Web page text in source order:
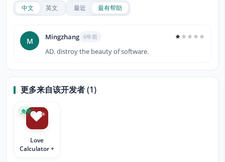
中文 英文 最近 最有帮助
M Mingzhang 6年前
AD. distroy the beauty of software.
更多来自该开发者 (1)
Love
Calculator +
免费